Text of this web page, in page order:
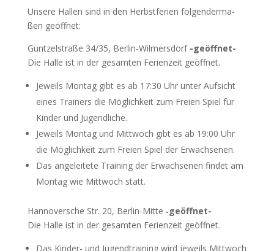
Unse­re Hal­len sind in den Herbst­fe­ri­en fol­gen­der­ma­
ßen geöffnet:
Günt­zel­stra­ße 34/35, Ber­lin-Wil­mers­dorf -geöff­net-
Die Hal­le ist in der gesam­ten Feri­en­zeit geöffnet.
Jeweils Mon­tag gibt es ab 17:30 Uhr unter Auf­sicht
eines Trai­ners die Mög­lich­keit zum Frei­en Spiel für
Kin­der und Jugendliche.
Jeweils Mon­tag und Mitt­woch gibt es ab 19:00 Uhr
die Mög­lich­keit zum Frei­en Spiel der Erwachsenen.
Das ange­lei­te­te Trai­ning der Erwach­se­nen fin­det am
Mon­tag wie Mitt­woch statt.
Han­no­ver­sche Str. 20, Ber­lin-Mit­te ‑geöff­net-
Die Hal­le ist in der gesam­ten Feri­en­zeit geöffnet.
Das Kin­der- und Jugend­trai­ning wird jeweils Mitt­woch